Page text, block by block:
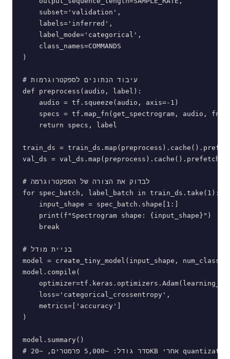
    subset='validation',
    labels='inferred',
    label_mode='categorical',
    class_names=COMMANDS
)
# עיבוד הנתונים לספקטרוגרמות
def preprocess(audio, label):
    audio = tf.squeeze(audio, axis=-1)
specs = tf.map_fn(get_spectrogram, audio,
    return specs, label
train_ds =
val_ds =
# לבדוק את הצורה של הספקטרוגרמה
for spec_batch, label_batch in train_ds.take(1):
    input_shape = spec_batch.shape[1:]
    print(f"Spectrogram shape: {input_shape}")
    break
# בניית מודל
model = create_tiny_model(input_shape,
model.compile(
    loss='categorical_crossentropy',
    metrics=['accuracy']
)
model.summary()
# סדר גודל: ~5,000 פרמטרים, ~20KB אחרי quantization